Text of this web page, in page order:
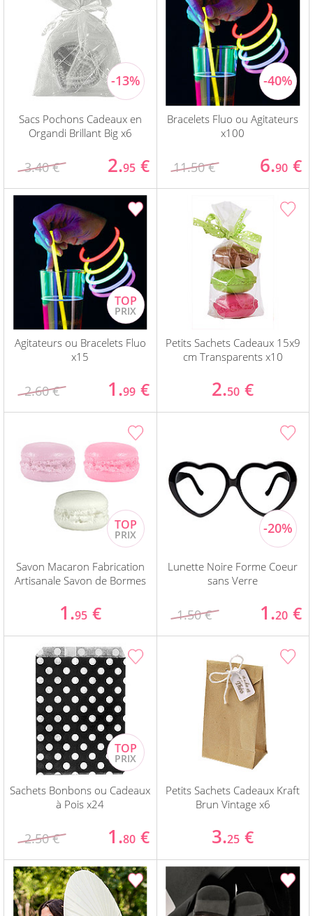
Sacs Pochons Cadeaux en
Organdi Brillant Big x6
3.40 € 2.95 €
Bracelets Fluo ou Agitateurs
x100
11.50 € 6.90 €
Agitateurs ou Bracelets Fluo
x15
2.60 € 1.99 €
Petits Sachets Cadeaux 15x9
cm Transparents x10
2.50 €
Savon Macaron Fabrication
Artisanale Savon de Bormes
1.95 €
Lunette Noire Forme Coeur
sans Verre
1.50 € 1.20 €
Sachets Bonbons ou Cadeaux
à Pois x24
2.50 € 1.80 €
Petits Sachets Cadeaux Kraft
Brun Vintage x6
3.25 €